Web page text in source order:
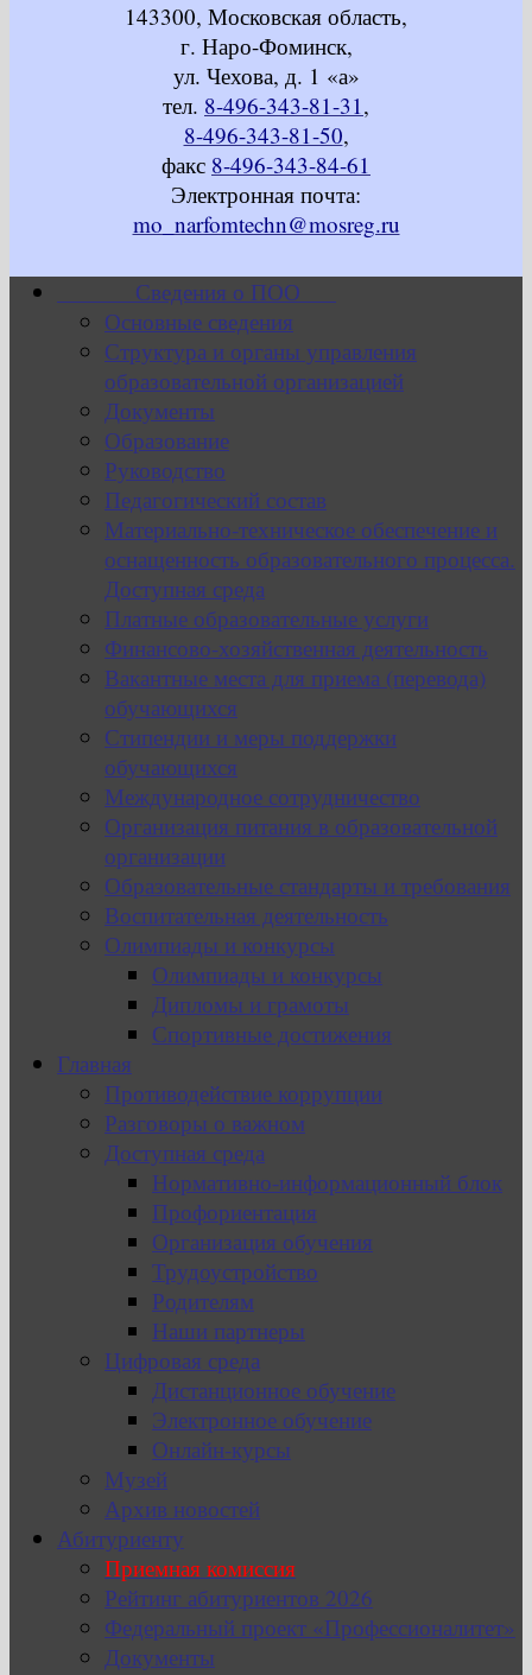
143300, Московская область,
г. Наро-Фоминск,
ул. Чехова, д. 1 «а»
тел. 8-496-343-81-31,
8-496-343-81-50,
факс 8-496-343-84-61
Электронная почта:
mo_narfomtechn@mosreg.ru
Сведения о ПОО
Основные сведения
Структура и органы управления
образовательной организацией
Документы
Образование
Руководство
Педагогический состав
Материально-техническое обеспечение и
оснащенность образовательного процесса.
Доступная среда
Платные образовательные услуги
Финансово-хозяйственная деятельность
Вакантные места для приема (перевода)
обучающихся
Стипендии и меры поддержки
обучающихся
Международное сотрудничество
Организация питания в образовательной
организации
Образовательные стандарты и требования
Воспитательная деятельность
Олимпиады и конкурсы
Олимпиады и конкурсы
Дипломы и грамоты
Спортивные достижения
Главная
Противодействие коррупции
Разговоры о важном
Доступная среда
Нормативно-информационный блок
Профориентация
Организация обучения
Трудоустройство
Родителям
Наши партнеры
Цифровая среда
Дистанционное обучение
Электронное обучение
Онлайн-курсы
Музей
Архив новостей
Абитуриенту
Приемная комиссия
Рейтинг абитуриентов 2026
Федеральный проект «Профессионалитет»
Документы